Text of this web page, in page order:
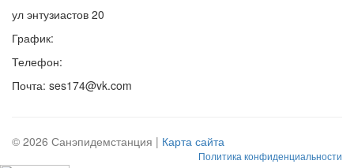
ул энтузиастов 20
График:
Телефон:
Почта: ses174@vk.com
© 2026 Санэпидемстанция | Карта сайта
Политика конфиденциальности